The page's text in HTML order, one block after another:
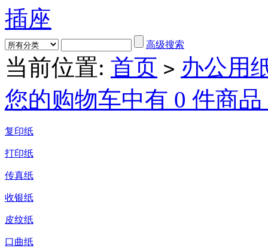
插座
高级搜索
当前位置: 首页 > 办公用
您的购物车中有 0 件商
复印纸
打印纸
传真纸
收银纸
皮纹纸
口曲纸